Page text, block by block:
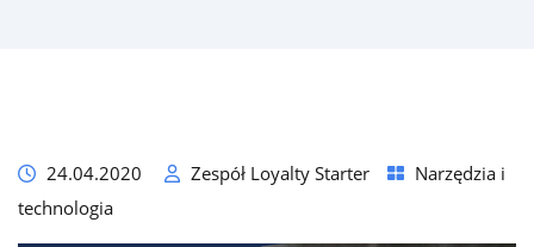
24.04.2020 Zespół Loyalty Starter
Narzędzia i
technologia